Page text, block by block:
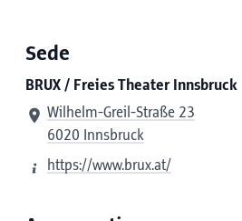
Sede
BRUX / Freies Theater Innsbruck
Wilhelm-Greil-Straße 23
6020 Innsbruck
https://www.brux.at/